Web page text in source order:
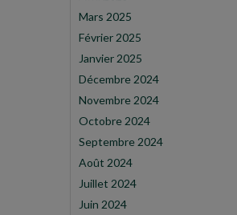
Mars 2025
Février 2025
Janvier 2025
Décembre 2024
Novembre 2024
Octobre 2024
Septembre 2024
Août 2024
Juillet 2024
Juin 2024